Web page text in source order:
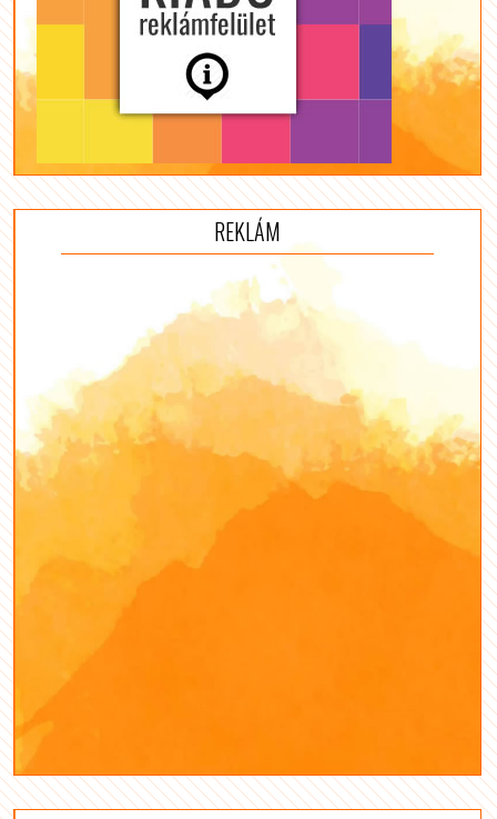
REKLÁM